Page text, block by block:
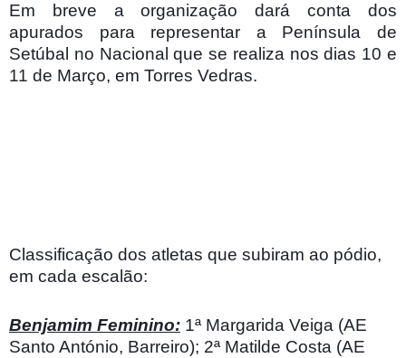
Em breve a organização dará conta dos
apurados para representar a Península de
Setúbal no Nacional que se realiza nos dias 10 e
11 de Março, em Torres Vedras.
Classificação dos atletas que subiram ao pódio,
em cada escalão:
Benjamim Feminino: 1ª Margarida Veiga (AE
Santo António, Barreiro); 2ª Matilde Costa (AE